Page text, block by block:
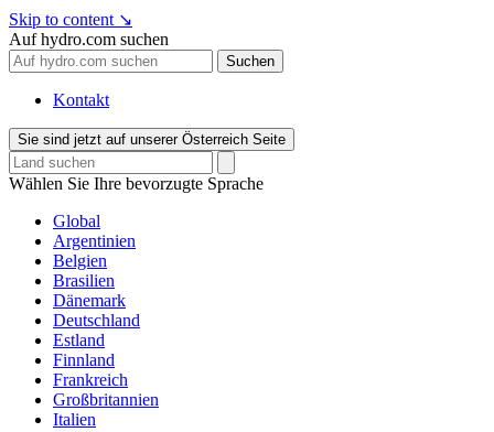
Skip to content ↘
Auf hydro.com suchen
Suchen
Kontakt
Sie sind jetzt auf unserer Österreich Seite
Wählen Sie Ihre bevorzugte Sprache
Global
Argentinien
Belgien
Brasilien
Dänemark
Deutschland
Estland
Finnland
Frankreich
Großbritannien
Italien